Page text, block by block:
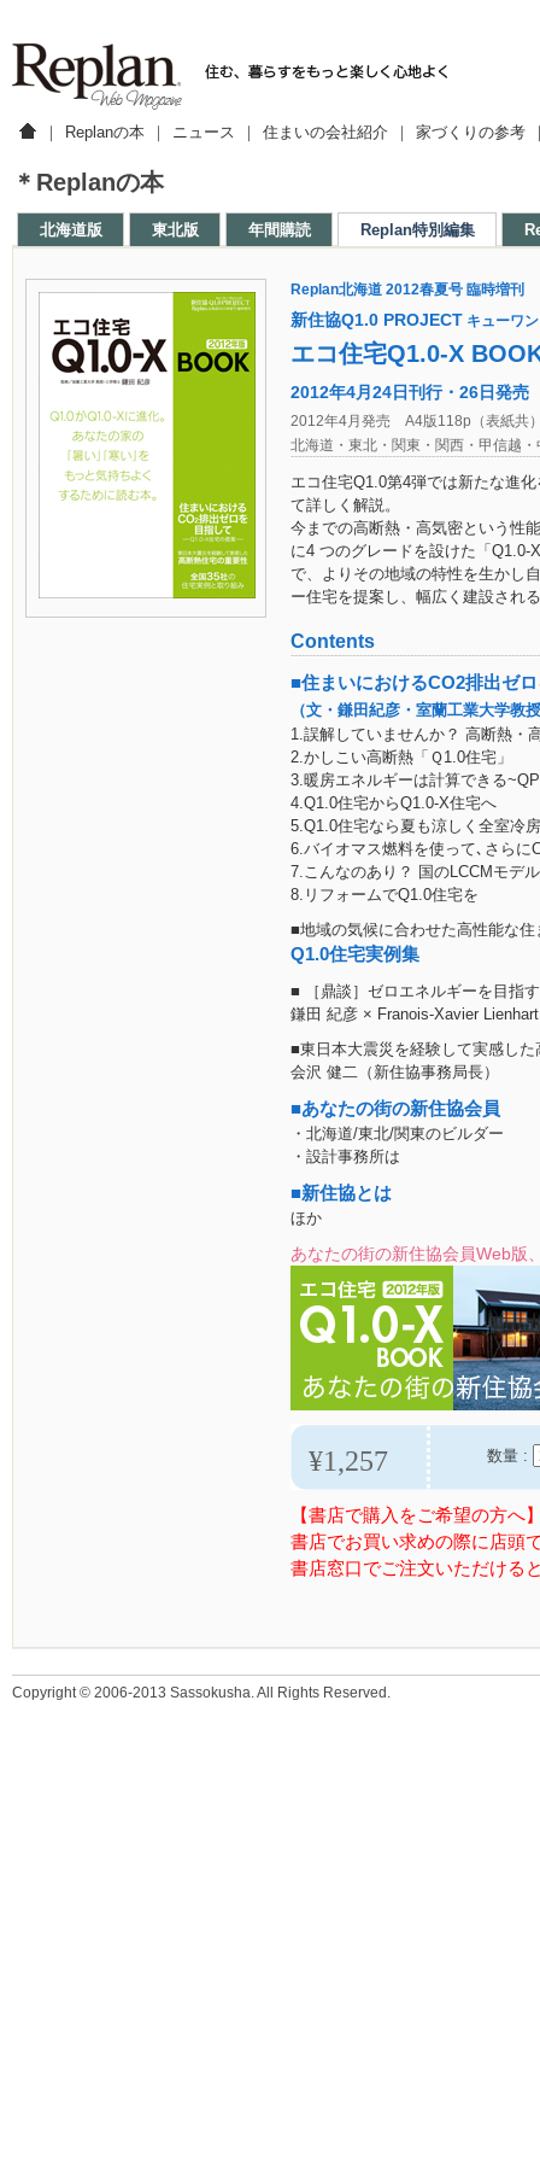
｜ Replanの本 ｜ ニュース ｜ 住まいの会社紹介 ｜ 家づくりの参考
＊Replanの本
北海道版 東北版 年間購読 Replan特別編集
Replan北海道 2012春夏号 臨時増刊
新住協Q1.0 PROJECT キューワ
エコ住宅Q1.0-X
2012年4月24日刊行・26日発売
2012年4月発売 A4版118p（表紙共
北海道・東北・関東・関西・甲信越
エコ住宅Q1.0第4弾では新たな進
て詳しく解説。
今までの高断熱・高気密という性
に4 つのグレードを設けた「Q1.0-
で、よりその地域の特性を生かし
ー住宅を提案し、幅広く建設され
Contents
■住まいにおけるCO2排出ゼ
（文・鎌田紀彦・室蘭工業大学教
1.誤解していませんか？ 高断熱・
2.かしこい高断熱「Ｑ1.0住宅」
3.暖房エネルギーは計算できる
4.Q1.0住宅からQ1.0-X住宅へ
5.Q1.0住宅なら夏も涼しく全室冷
6.バイオマス燃料を使って､さらに
7.こんなのあり？ 国のLCCMモデ
8.リフォームでQ1.0住宅を
■地域の気候に合わせた高性能な住
Q1.0住宅実例集
■ ［鼎談］ゼロエネルギーを目指
鎌田 紀彦 × Franois-Xavier
■東日本大震災を経験して実感し
会沢 健二（新住協事務局長）
■あなたの街の新住協会員
・北海道/東北/関東のビルダー
・設計事務所は
■新住協とは
ほか
あなたの街の新住協会員Web版
¥1,257 数量 :
【書店で購入をご希望の方へ
書店でお買い求めの際に店頭
書店窓口でご注文いただける
Copyright © 2006-2013 Sassokusha. All Rights Reserved.